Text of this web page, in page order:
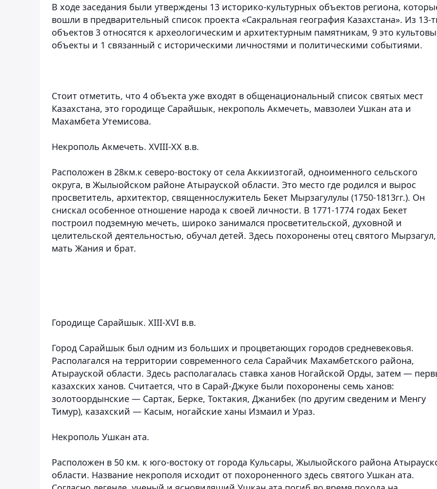
В ходе заседания были утверждены 13 историко-культурных объектов региона,
вошли в предварительный список проекта «Сакральная география Казахстана». Из 13-
объектов 3 относятся к археологическим и архитектурным памятникам, 9 это
объекты и 1 связанный с историческими личностями и политическими событиями.
Стоит отметить, что 4 объекта уже входят в общенациональный список святых мест
Казахстана, это городище Сарайшык, некрополь Акмечеть, мавзолеи Ушкан ата и
Махамбета Утемисова.
Некрополь Акмечеть. XVIII-XX в.в.
Расположен в 28км.к северо-востоку от села Аккиизтогай, одноименного сельского
округа, в Жылыойском районе Атырауской области. Это место где родился и вырос
просветитель, архитектор, священнослужитель Бекет Мырзагулулы (1750-1813гг.). Он
снискал особенное отношение народа к своей личности. В 1771-1774 годах Бекет
построил подземную мечеть, широко занимался просветительской, духовной и
целительской деятельностью, обучал детей. Здесь похоронены отец святого Мырзагул,
мать Жания и брат.
Городище Сарайшык. XIII-XVI в.в.
Город Сарайшык был одним из больших и процветающих городов средневековья.
Располагался на территории современного села Сарайчик Махамбетского района,
Атырауской области. Здесь располагалась ставка ханов Ногайской Орды, затем —
казахских ханов. Считается, что в Сарай-Джуке были похоронены семь ханов:
золотоордынские — Сартак, Берке, Токтакия, Джанибек (по другим сведеним и Менгу
Тимур), казахский — Касым, ногайские ханы Измаил и Ураз.
Некрополь Ушкан ата.
Расположен в 50 км. к юго-востоку от города Кульсары, Жылыойского района
области. Название некрополя исходит от похороненного здесь святого Ушкан ата.